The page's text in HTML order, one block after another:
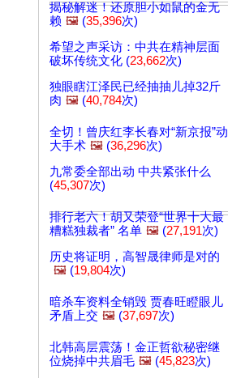
揭秘解迷！还原胆小如鼠的金无
赖 🖼️ (35,396次)
希望之声采访：中共在精神层面
破坏传统文化 (23,662次)
独眼瞎江泽民已经抽抽儿掉32斤
肉 🖼️ (40,784次)
全切！曾庆红李长春对“新京报”动
大手术 🖼️ (36,296次)
九常委全部出动 中共紧张什么
(45,307次)
排行老六！胡又荣登“世界十大最
糟糕独裁者” 名单 🖼️ (27,191次)
历史将证明，高智晟律师是对的
🖼️ (19,804次)
暗杀车资料全销毁 贾春旺瞪眼儿
矛盾上交 🖼️ (37,697次)
北韩高层震荡！金正哲欲秘密继
位烧掉中共眉毛 🖼️ (45,823次)